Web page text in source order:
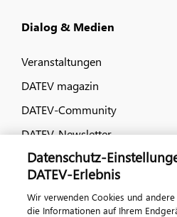
Dialog & Medien
Veranstaltungen
DATEV magazin
DATEV-Community
DATEV-Newsletter
Kontaktieren
Datenschutz-
DATEV-Erlebnis
Wir verwenden Cookies und andere
die Informationen auf Ihrem